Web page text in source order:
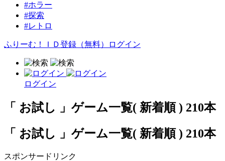
#ホラー
#探索
#レトロ
ふりーむ！ＩＤ登録（無料） ログイン
ログイン
「 お試し 」ゲーム一覧( 新着順 ) 210本
「 お試し 」ゲーム一覧( 新着順 ) 210本
スポンサードリンク